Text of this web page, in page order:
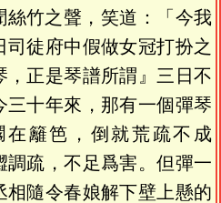
絲竹之聲，笑道：「今我
徒府中假做女冠打扮之
正是琴譜所謂』三日不
十年來，那有一個彈琴
在籬笆，倒就荒疏不成
調疏，不足爲害。但彈一
隨令春娘解下壁上懸的